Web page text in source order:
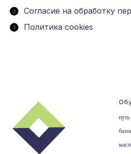
Cогласие на обработку
Политика cookies
путь